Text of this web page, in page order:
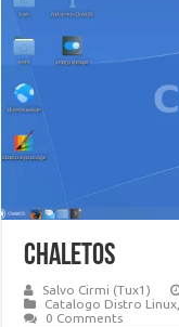
ChaletOS
Salvo Cirmi (Tux1)
Catalogo Distro Linux
0 Comments